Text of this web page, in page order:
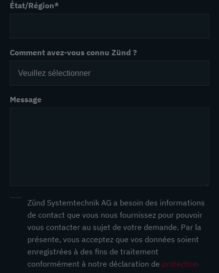
État/Région*
Comment avez-vous connu Zünd ?
Message
Zünd Systemtechnik AG a besoin des informations
de contact que vous nous fournissez pour pouvoir
vous contacter au sujet de votre demande. Par la
présente, vous acceptez que vos données soient
enregistrées à des fins de traitement
conformément à notre déclaration de protection